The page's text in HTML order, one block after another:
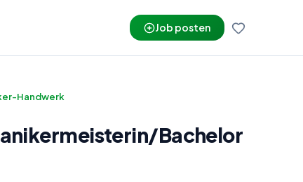
Job posten
Handwerk
/Bachelor